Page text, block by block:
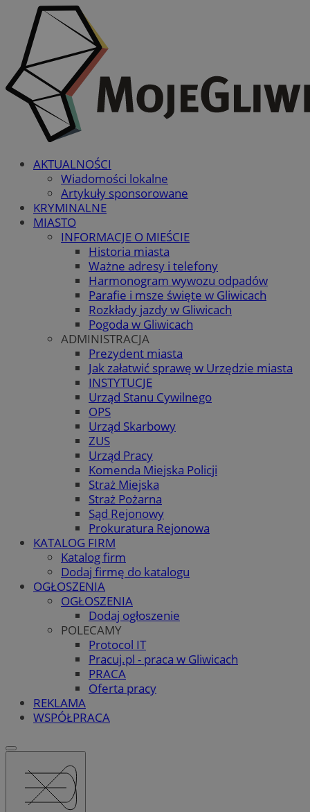
AKTUALNOŚCI
Wiadomości lokalne
Artykuły sponsorowane
KRYMINALNE
MIASTO
INFORMACJE O MIEŚCIE
Historia miasta
Ważne adresy i telefony
Harmonogram wywozu odpadów
Parafie i msze święte w Gliwicach
Rozkłady jazdy w Gliwicach
Pogoda w Gliwicach
ADMINISTRACJA
Prezydent miasta
Jak załatwić sprawę w Urzędzie miasta
INSTYTUCJE
Urząd Stanu Cywilnego
OPS
Urząd Skarbowy
ZUS
Urząd Pracy
Komenda Miejska Policji
Straż Miejska
Straż Pożarna
Sąd Rejonowy
Prokuratura Rejonowa
KATALOG FIRM
Katalog firm
Dodaj firmę do katalogu
OGŁOSZENIA
OGŁOSZENIA
Dodaj ogłoszenie
POLECAMY
Protocol IT
Pracuj.pl - praca w Gliwicach
PRACA
Oferta pracy
REKLAMA
WSPÓŁPRACA